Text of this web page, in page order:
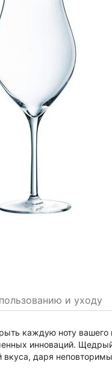
и уходу
каждую ноту вашего
инноваций.
вкуса, даря